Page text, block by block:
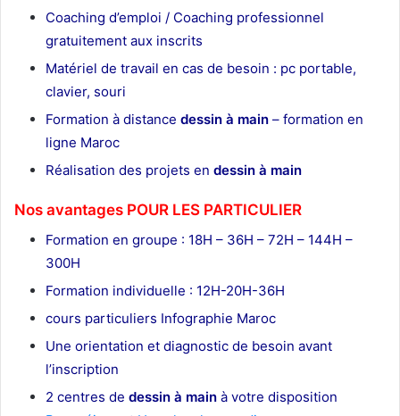
Coaching d’emploi / Coaching professionnel
gratuitement aux inscrits
Matériel de travail en cas de besoin : pc portable,
clavier, souri
Formation à distance dessin à main – formation en
ligne Maroc
Réalisation des projets en dessin à main
Nos avantages POUR LES PARTICULIER
Formation en groupe : 18H – 36H – 72H – 144H –
300H
Formation individuelle : 12H-20H-36H
cours particuliers Infographie Maroc
Une orientation et diagnostic de besoin avant
l’inscription
2 centres de dessin à main à votre disposition